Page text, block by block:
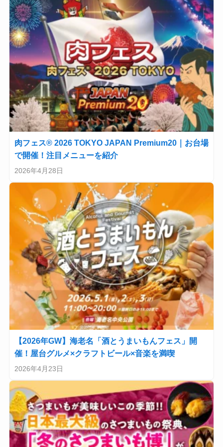
肉フェス® 2026 TOKYO JAPAN Premium20｜お台場
で開催！注目メニューを紹介
2026年4月28日
【2026年GW】海老名「酒とうまいもんフェス」開
催！屋台グルメ×クラフトビール×音楽を満喫
2026年4月23日